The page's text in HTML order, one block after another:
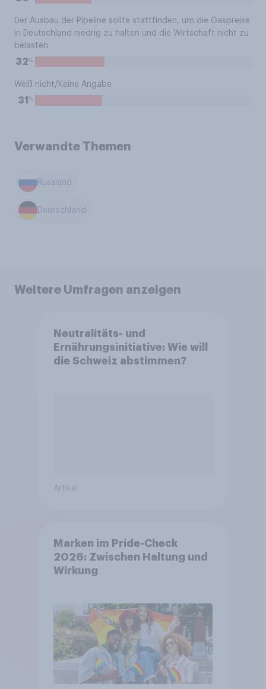
Der Ausbau der Pipeline sollte stattfinden, um die Gaspreise
in Deutschland niedrig zu halten und die Wirtschaft nicht zu
belasten.
32%
Weiß nicht/Keine Angabe
31 %
Verwandte Themen
Russland
Deutschland
Weitere Umfragen anzeigen
Neutralitäts- und
Ernährungsinitiative: Wie will
die Schweiz abstimmen?
Artikel
Marken im Pride-Check
2026: Zwischen Haltung und
Wirkung